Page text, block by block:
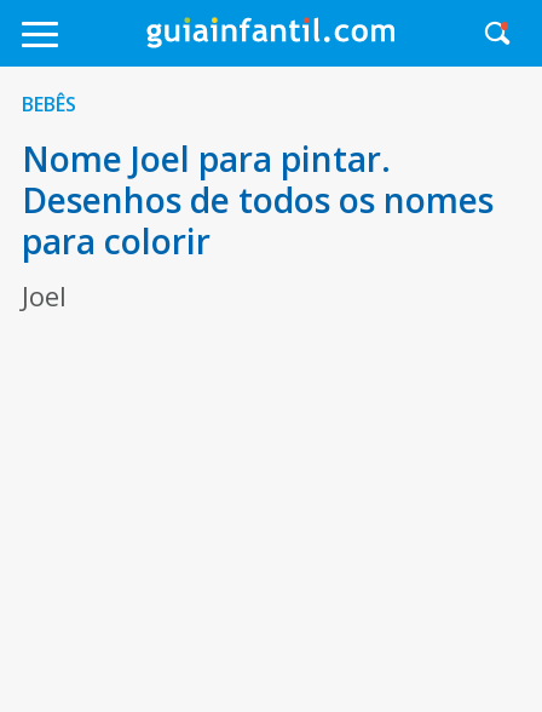
BEBÊS
Nome Joel para pintar.
Desenhos de todos os nomes
para colorir
Joel